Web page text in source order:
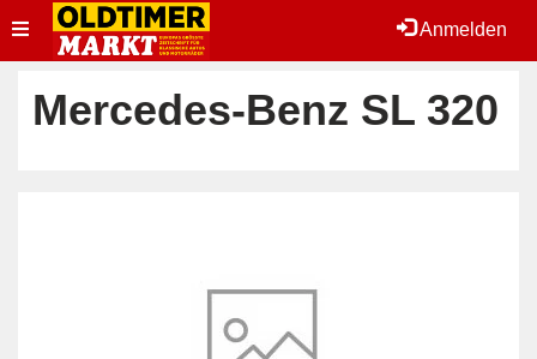
Anmelden
Toggle
Mercedes-Benz SL 320